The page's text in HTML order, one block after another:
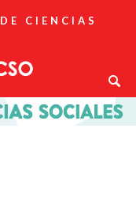
CIENCIAS